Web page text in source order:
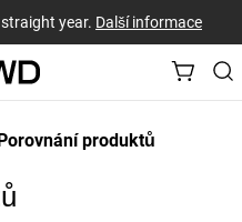
year. Další informace
produktů